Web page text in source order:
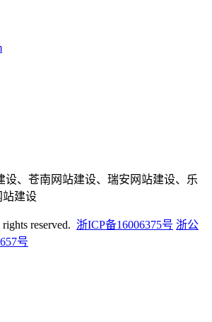
设、苍南网站建设、瑞安网站建设、乐
站建设
reserved. 浙ICP备16006375号 浙公
号